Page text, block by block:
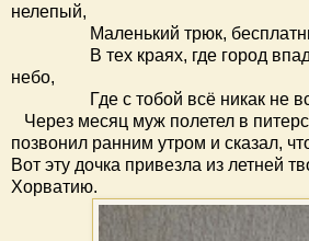
нелепый,
Маленький трюк,
В тех краях, где город
небо,
Где с тобой всё никак не
Через месяц муж полетел в
позвонил ранним утром и сказал,
Вот эту дочка привезла из летней
Хорватию.